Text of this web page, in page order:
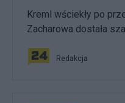
Kreml wściekły po
Zacharowa dostała
Redakcja